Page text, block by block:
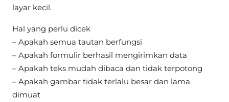
layar kecil.
Hal yang perlu dicek
– Apakah semua tautan berfungsi
– Apakah formulir berhasil mengirimkan data
– Apakah teks mudah dibaca dan tidak terpotong
– Apakah gambar tidak terlalu besar dan lama
dimuat